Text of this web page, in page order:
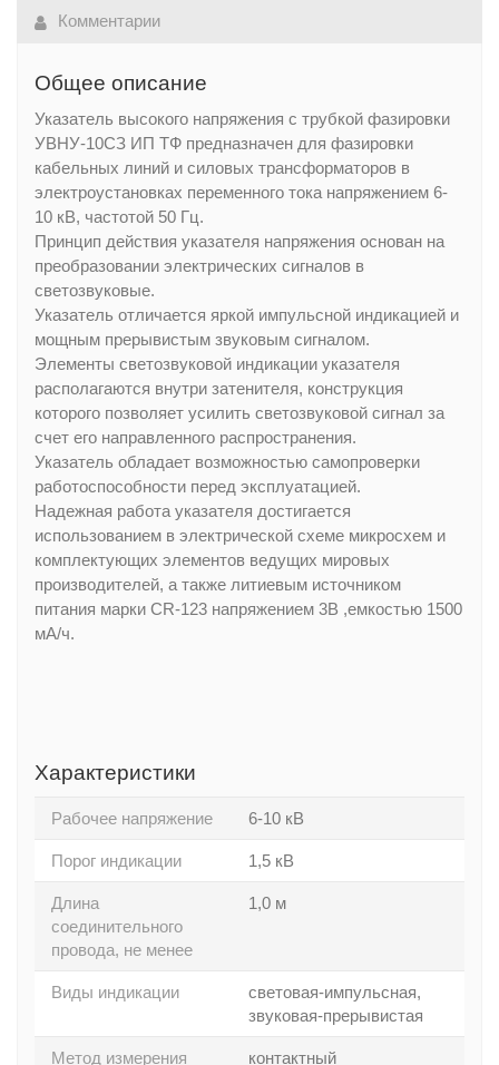
Комментарии
Общее описание
Указатель высокого напряжения с трубкой фазировки
УВНУ-10СЗ ИП ТФ предназначен для фазировки
кабельных линий и силовых трансформаторов в
электроустановках переменного тока напряжением 6-
10 кВ, частотой 50 Гц.
Принцип действия указателя напряжения основан на
преобразовании электрических сигналов в
светозвуковые.
Указатель отличается яркой импульсной индикацией и
мощным прерывистым звуковым сигналом.
Элементы светозвуковой индикации указателя
располагаются внутри затенителя, конструкция
которого позволяет усилить светозвуковой сигнал за
счет его направленного распространения.
Указатель обладает возможностью самопроверки
работоспособности перед эксплуатацией.
Надежная работа указателя достигается
использованием в электрической схеме микросхем и
комплектующих элементов ведущих мировых
производителей, а также литиевым источником
питания марки CR-123 напряжением 3В ,емкостью 1500
мА/ч.
Характеристики
Рабочее напряжение 6-10 кВ
Порог индикации 1,5 кВ
Длина
соединительного
провода, не менее
1,0 м
Виды индикации
световая-импульсная,
звуковая-прерывистая
Метод измерения контактный